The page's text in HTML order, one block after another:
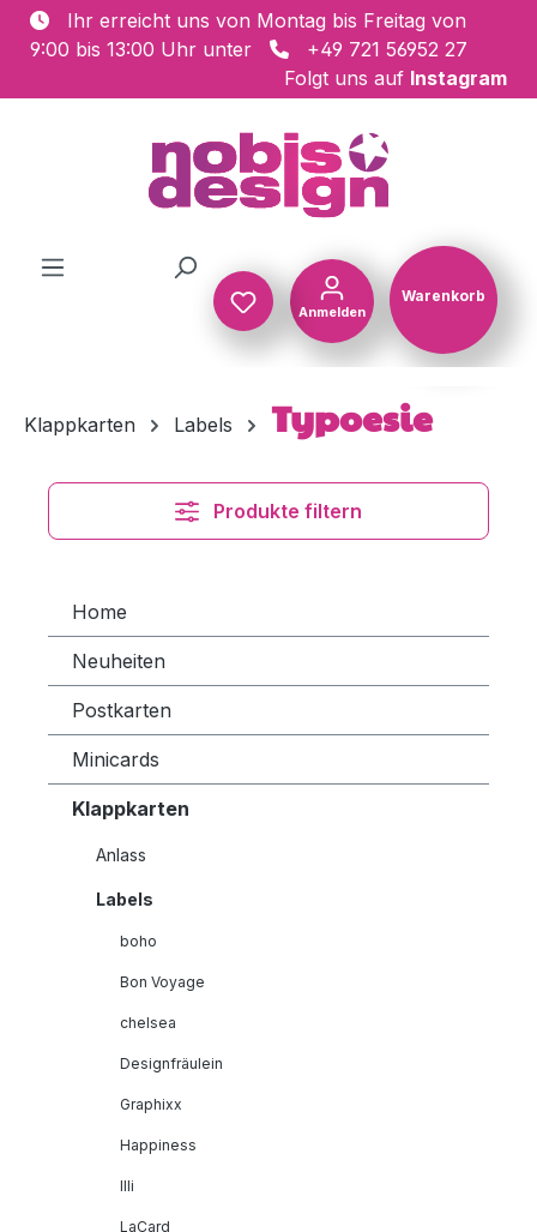
Zum Hauptinhalt springen
Ihr erreicht uns von Montag bis Freitag von
9:00 bis 13:00 Uhr unter
+49 721 56952 27
Folgt uns auf Instagram
Anmelden
Warenkorb
Klappkarten Labels Typoesie
Produkte filtern
Home
Neuheiten
Postkarten
Minicards
Klappkarten
Anlass
Labels
boho
Bon Voyage
chelsea
Designfräulein
Graphixx
Happiness
Illi
LaCard